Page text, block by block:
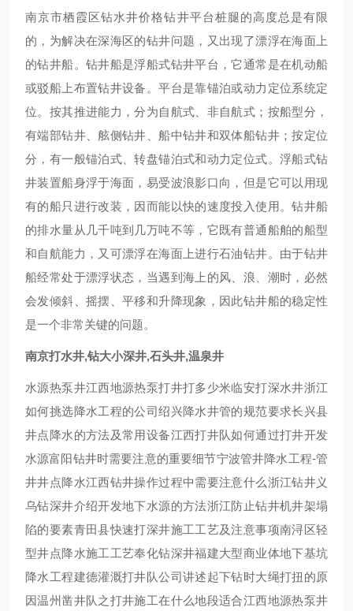
南京市栖霞区钻水井价格钻井平台桩腿的高度总是有限
的，为解决在深海区的钻井问题，又出现了漂浮在海面上
的钻井船。钻井船是浮船式钻井平台，它通常是在机动船
或驳船上布置钻井设备。平台是靠锚泊或动力定位系统定
位。按其推进能力，分为自航式、非自航式；按船型分，
有端部钻井、舷侧钻井、船中钻井和双体船钻井；按定位
分，有一般锚泊式、转盘锚泊式和动力定位式。浮船式钻
井装置船身浮于海面，易受波浪影口向，但是它可以用现
有的船只进行改装，因而能以快的速度投入使用。钻井船
的排水量从几千吨到几万吨不等，它既有普通船舶的船型
和自航能力，又可漂浮在海面上进行石油钻井。由于钻井
船经常处于漂浮状态，当遇到海上的风、浪、潮时，必然
会发倾斜、摇摆、平移和升降现象，因此钻井船的稳定性
是一个非常关键的问题。
南京打水井,钻大小深井,石头井,温泉井
水源热泵井江西地源热泵打井打多少米临安打深水井浙江
如何挑选降水工程的公司绍兴降水井管的规范要求长兴县
井点降水的方法及常用设备江西打井队如何通过打井开发
水源富阳钻井时需要注意的重要细节宁波管井降水工程-管
井井点降水江西钻井操作过程中需要注意什么浙江钻井义
乌钻深井介绍开发地下水源的方法浙江防止钻井机井架塌
陷的要素青田县快速打深井施工工艺及注意事项南浔区轻
型井点降水施工工艺奉化钻深井福建大型商业体地下基坑
降水工程建德灌溉打井队公司讲述起下钻时大绳打扭的原
因温州凿井队之打井施工在什么地段适合江西地源热泵井